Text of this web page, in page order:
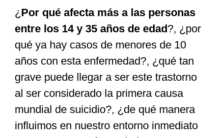
¿ Por qué afecta más a las personas
entre los 14 y 35 años de edad?, ¿por
qué ya hay casos de menores de 10
años con esta enfermedad?, ¿qué tan
grave puede llegar a ser este trastorno
al ser considerado la primera causa
mundial de suicidio?, ¿de qué manera
influimos en nuestro entorno inmediato